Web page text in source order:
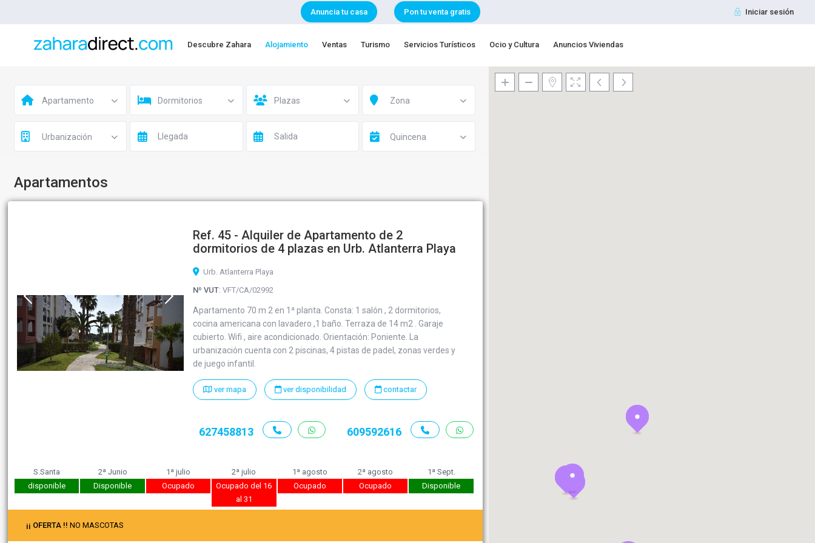
Anuncia tu casa Pon tu venta gratis Iniciar sesión
Descubre Zahara Alojamiento Ventas Turismo Servicios Turísticos Ocio y Cultura Anuncios Viviendas
Apartamento Dormitorios Plazas Zona
Urbanización Quincena
Apartamentos
Ref. 45 - Alquiler de Apartamento de 2
dormitorios de 4 plazas en Urb. Atlanterra Playa
Urb. Atlanterra Playa
Nº VUT: VFT/CA/02992
Apartamento 70 m 2 en 1ª planta. Consta: 1 salón , 2 dormitorios,
cocina americana con lavadero ,1 baño. Terraza de 14 m2 . Garaje
cubierto. Wifi , aire acondicionado. Orientación: Poniente. La
urbanización cuenta con 2 piscinas, 4 pistas de padel, zonas verdes y
de juego infantil.
ver mapa ver disponibilidad contactar
627458813 609592616
S.Santa
disponible
2ª Junio
Disponible
1ª julio
Ocupado
2ª julio
Ocupado del 16
al 31
1ª agosto
Ocupado
2ª agosto
Ocupado
1ª Sept.
Disponible
¡¡ OFERTA !! NO MASCOTAS